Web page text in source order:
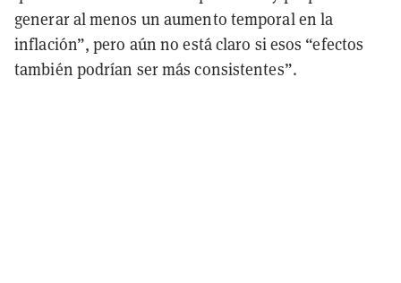
generar al menos un aumento temporal en la
inflación”, pero aún no está claro si esos “efectos
también podrían ser más consistentes”.